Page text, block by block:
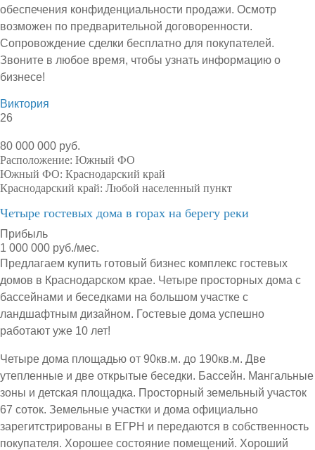
обеспечения конфиденциальности продажи. Осмотр
возможен по предварительной договоренности.
Сопровождение сделки бесплатно для покупателей.
Звоните в любое время, чтобы узнать информацию о
бизнесе!
Виктория
26
80 000 000 руб.
Расположение: Южный ФО
Южный ФО: Краснодарский край
Краснодарский край: Любой населенный пункт
Четыре гостевых дома в горах на берегу реки
Прибыль
1 000 000 руб./мес.
Предлагаем купить готовый бизнес комплекс гостевых
домов в Краснодарском крае. Четыре просторных дома с
бассейнами и беседками на большом участке с
ландшафтным дизайном. Гостевые дома успешно
работают уже 10 лет!
Четыре дома площадью от 90кв.м. до 190кв.м. Две
утепленные и две открытые беседки. Бассейн. Мангальные
зоны и детская площадка. Просторный земельный участок
67 соток. Земельные участки и дома официально
зарегитстрированы в ЕГРН и передаются в собственность
покупателя. Хорошее состояние помещений. Хороший